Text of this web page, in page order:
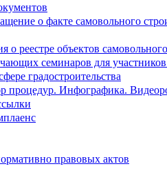
о факте самовольного
о реестре объектов
семинаров для участников
градостроительства
процедур. Инфографика.
правовых актов